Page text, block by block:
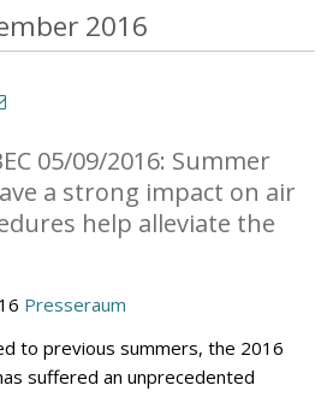
2016
05/09/2016: Summer
a strong impact on air
help alleviate the
Presseraum
to previous summers, the 2016
suffered an unprecedented